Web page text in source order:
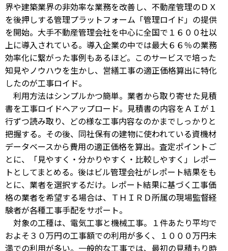
界や建築業界の非効率な業務を改善し、不動産管理のＤＸ
を後押しする管理プラットフォーム「管理ロイド」の提供
を開始。大手不動産管理会社を中心に全国で１６００社以
上に導入されている。導入企業の中では最大６６％の業務
効率化に繋がった事例もあるほど。このサービスで培った
知見やノウハウを生かし、営繕工事の適正価格算出に特化
したのが工事ロイド。
利用方法はシンプルかつ簡単。業者から取り寄せた見積
書を工事ロイドへアップロード。見積書の内容をＡＩが１
行ずつ読み取り、どの様な工事内容なのかまでしっかりと
把握する。その後、同社保有の建物に使われている資機材
データベースから費用の適正価格を算出。査定ポイントご
とに、「見やすく・分かりやすく・比較しやすく」レポー
トとしてまとめる。後はビル管理会社がレポート結果をも
とに、業者を選択するだけ。レポート結果に基づく工事価
格の業者を希望する場合は、ＴＨＩＲＤ所属の現場監督経
験者が各種工事手配をサポート。
対象の工種は、電気工事と機械工事。１件あたり平均で
およそ３０万円の工事額での利用が多く、１０００万円未
満での利用が多い。一般的な工事では、最初の見積もり時